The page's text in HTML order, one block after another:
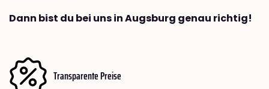
Dann bist du bei uns in Augsburg genau richtig!
Transparente Preise